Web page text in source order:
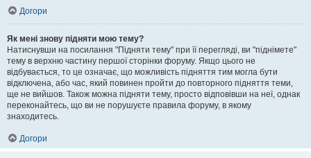
Догори
Як мені знову підняти мою тему?
Натиснувши на посилання "Підняти тему" при її перегляді, ви "піднімете"
тему в верхню частину першої сторінки форуму. Якщо цього не
відбувається, то це означає, що можливість підняття тим могла бути
відключена, або час, який повинен пройти до повторного підняття теми,
ще не вийшов. Також можна підняти тему, просто відповівши на неї, однак
переконайтесь, що ви не порушуєте правила форуму, в якому
знаходитесь.
Догори